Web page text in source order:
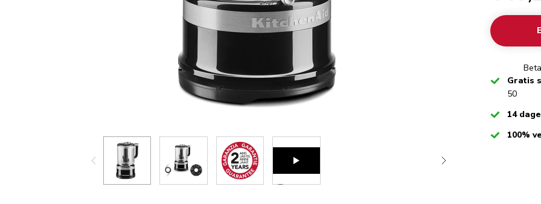
Checked
Gratis
50
Checked
14
Checked
100%